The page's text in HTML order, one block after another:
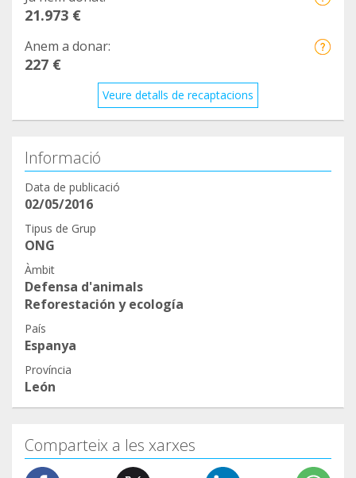
21.973 €
Anem a donar:
227 €
Veure detalls de recaptacions
Informació
Data de publicació
02/05/2016
Tipus de Grup
ONG
Àmbit
Defensa d'animals
Reforestación y ecología
País
Espanya
Província
León
Comparteix a les xarxes